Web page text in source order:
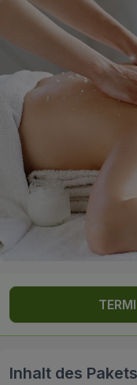
Ensana Hotels
Orea Hotels
Sonderangebot
Kontakt
Kontakt
Über uns
FAQ
Inhalt des Pakets